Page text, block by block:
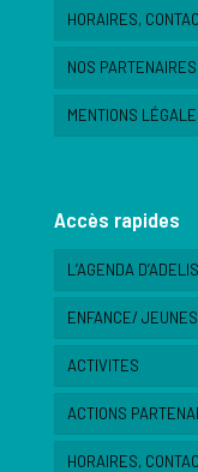
HORAIRES,
NOS PARTENAIRES
MENTIONS
Accès rapides
L’AGENDA D’ADELIS
ENFANCE/
ACTIVITES
ACTIONS
HORAIRES,